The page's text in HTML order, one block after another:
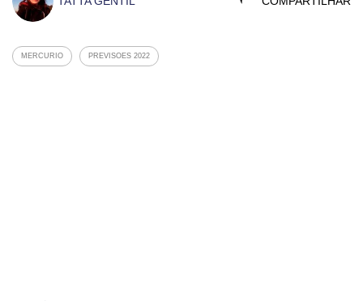
MERCURIO PREVISOES 2022